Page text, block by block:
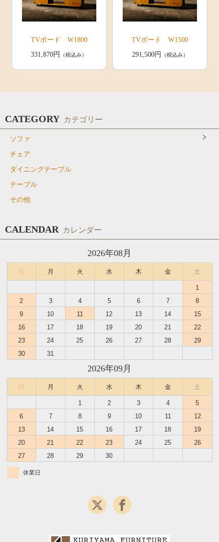
TVボード W1800
331,870円
（税込み）
TVボード W1500
291,500円
（税込み）
CATEGORY カテゴリー
ソファ
チェア
ダイニングテーブル
テーブル
その他
CALENDAR カレンダー
2026年08月
日 月 火 水 木 金 土
1
2
3 4 5 6 7
8
9
10 11 12 13 14
15
16
17 18 19 20 21
22
23
24 25 26 27 28
29
30
31
2026年09月
日 月 火 水 木 金 土
1 2 3 4
5
6
7 8 9 10 11
12
13
14 15 16 17 18
19
20
21 22 23 24 25
26
27
28 29 30
休業日